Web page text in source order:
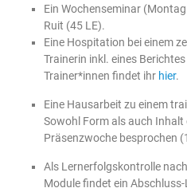
Ein Wochenseminar
Ruit (45 LE).
Eine Hospitation bei einem
Trainerin inkl. eines
Trainer*innen findet ihr hier.
Eine Hausarbeit zu einem
Sowohl Form als auch
Präsenzwoche besprochen
Als Lernerfolgskontrolle
Module findet ein